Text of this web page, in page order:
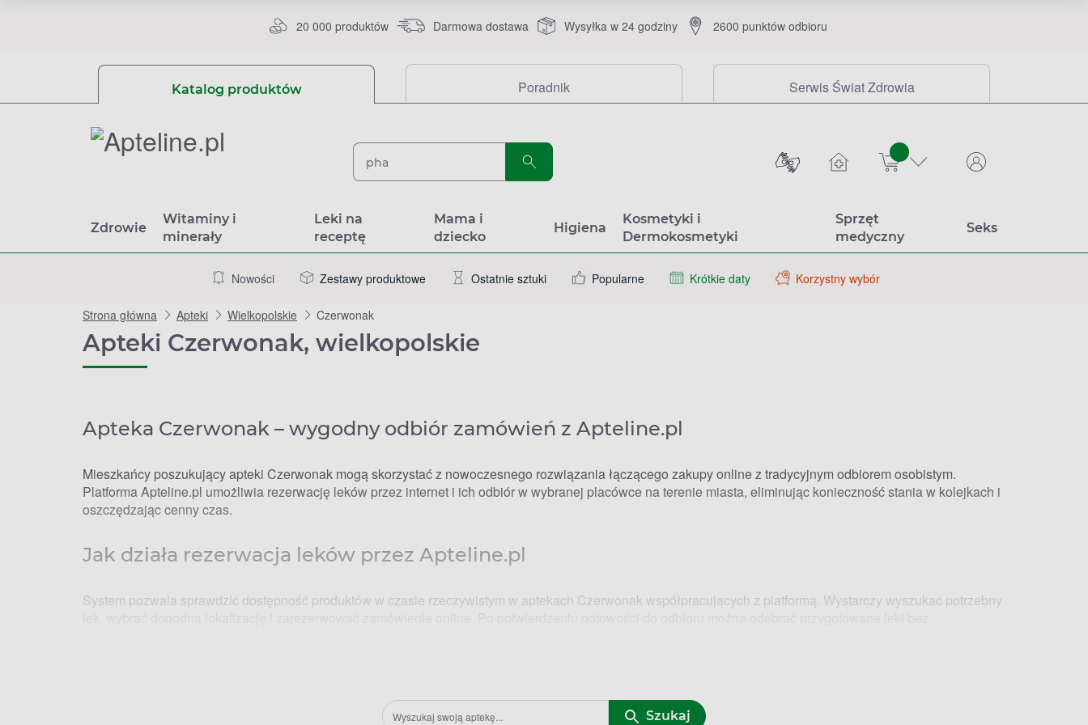
20 000 produktów Darmowa dostawa Wysyłka w 24 godziny 2600 punktów odbioru
Katalog produktów Poradnik Serwis Świat Zdrowia
sztuk
Zdrowie
Witaminy i
minerały
Leki na
receptę
Mama i
dziecko
Higiena
Kosmetyki i
Dermokosmetyki
Sprzęt
medyczny
Seks
Nowości Zestawy produktowe Ostatnie sztuki Popularne Krótkie daty Korzystny wybór
Strona główna Apteki Wielkopolskie Czerwonak
Apteki Czerwonak, wielkopolskie
Apteka Czerwonak – wygodny odbiór zamówień z Apteline.pl
Mieszkańcy poszukujący apteki Czerwonak mogą skorzystać z nowoczesnego rozwiązania łączącego zakupy online z tradycyjnym odbiorem osobistym.
Platforma Apteline.pl umożliwia rezerwację leków przez internet i ich odbiór w wybranej placówce na terenie miasta, eliminując konieczność stania w kolejkach i
oszczędzając cenny czas.
Jak działa rezerwacja leków przez Apteline.pl
System pozwala sprawdzić dostępność produktów w czasie rzeczywistym w aptekach Czerwonak współpracujących z platformą. Wystarczy wyszukać potrzebny
Szukaj